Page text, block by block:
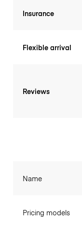
Insurance
Flexible arrival
Reviews
Name
Pricing models